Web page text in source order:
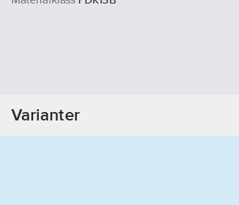
Varianter